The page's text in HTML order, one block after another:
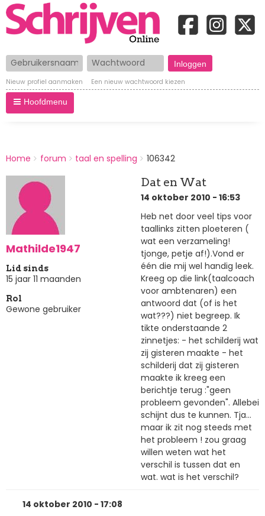
Gebruikersnaam Wachtwoord
Nieuw profiel aanmaken Een nieuw wachtwoord kiezen
Hoofdmenu
BREADCRUMBS
You
here:
Home forum taal en spelling 106342
Mathilde1947
Lid sinds
15 jaar 11 maanden
Rol
Gewone gebruiker
Dat en Wat
14 oktober 2010 - 16:53
Heb net door veel tips voor
taallinks zitten ploeteren (
wat een verzameling!
tjonge, petje af!).Vond er
één die mij wel handig leek.
Kreeg op die link(taalcoach
voor ambtenaren) een
antwoord dat (of is het
wat???) niet begreep. Ik
tikte onderstaande 2
zinnetjes: - het schilderij wat
zij gisteren maakte - het
schilderij dat zij gisteren
maakte ik kreeg een
berichtje terug :"geen
probleem gevonden". Allebei
schijnt dus te kunnen. Tja...
maar ik zit nog steeds met
het probleem ! zou graag
willen weten wat het
verschil is tussen dat en
wat. wat is het verschil?
14 oktober 2010 - 17:08